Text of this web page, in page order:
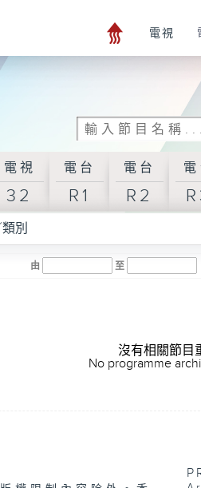
電視
電視
32
電台
R1
電台
R2
電
別
由 至
沒有相關節目
No programme